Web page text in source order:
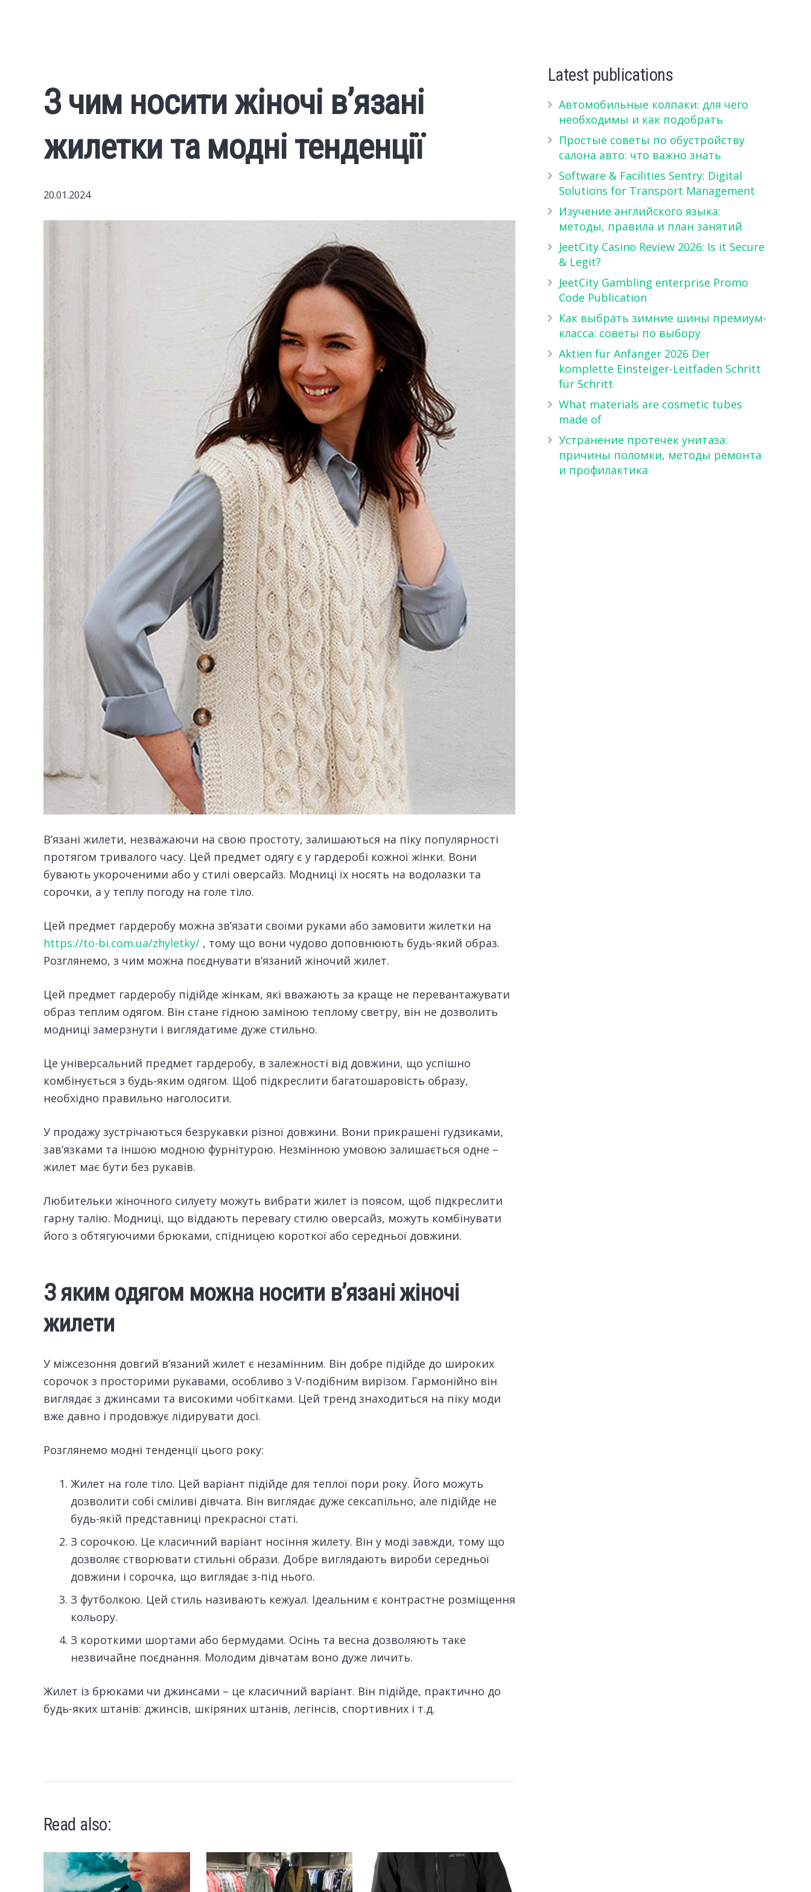
З чим носити жіночі в’язані
жилетки та модні тенденції
20.01.2024
В’язані жилети, незважаючи на свою простоту, залишаються на піку популярності
протягом тривалого часу. Цей предмет одягу є у гардеробі кожної жінки. Вони
бувають укороченими або у стилі оверсайз. Модниці їх носять на водолазки та
сорочки, а у теплу погоду на голе тіло.
Цей предмет гардеробу можна зв’язати своїми руками або замовити жилетки на
https://to-bi.com.ua/zhyletky/ , тому що вони чудово доповнюють будь-який образ.
Розглянемо, з чим можна поєднувати в’язаний жіночий жилет.
Цей предмет гардеробу підійде жінкам, які вважають за краще не перевантажувати
образ теплим одягом. Він стане гідною заміною теплому светру, він не дозволить
модниці замерзнути і виглядатиме дуже стильно.
Це універсальний предмет гардеробу, в залежності від довжини, що успішно
комбінується з будь-яким одягом. Щоб підкреслити багатошаровість образу,
необхідно правильно наголосити.
У продажу зустрічаються безрукавки різної довжини. Вони прикрашені гудзиками,
зав’язками та іншою модною фурнітурою. Незмінною умовою залишається одне –
жилет має бути без рукавів.
Любительки жіночного силуету можуть вибрати жилет із поясом, щоб підкреслити
гарну талію. Модниці, що віддають перевагу стилю оверсайз, можуть комбінувати
його з обтягуючими брюками, спідницею короткої або середньої довжини.
З яким одягом можна носити в’язані жіночі
жилети
У міжсезоння довгий в’язаний жилет є незамінним. Він добре підійде до широких
сорочок з просторими рукавами, особливо з V-подібним вирізом. Гармонійно він
виглядає з джинсами та високими чобітками. Цей тренд знаходиться на піку моди
вже давно і продовжує лідирувати досі.
Розглянемо модні тенденції цього року:
Жилет на голе тіло. Цей варіант підійде для теплої пори року. Його можуть
дозволити собі сміливі дівчата. Він виглядає дуже сексапільно, але підійде не
будь-якій представниці прекрасної статі.
З сорочкою. Це класичний варіант носіння жилету. Він у моді завжди, тому що
дозволяє створювати стильні образи. Добре виглядають вироби середньої
довжини і сорочка, що виглядає з-під нього.
З футболкою. Цей стиль називають кежуал. Ідеальним є контрастне розміщення
кольору.
З короткими шортами або бермудами. Осінь та весна дозволяють таке
незвичайне поєднання. Молодим дівчатам воно дуже личить.
Жилет із брюками чи джинсами – це класичний варіант. Він підійде, практично до
будь-яких штанів: джинсів, шкіряних штанів, легінсів, спортивних і т.д.
Latest publications
Автомобильные колпаки: для чего
необходимы и как подобрать
Простые советы по обустройству
салона авто: что важно знать
Software & Facilities Sentry: Digital
Solutions for Transport Management
Изучение английского языка:
методы, правила и план занятий
JeetCity Casino Review 2026: Is it Secure
& Legit?
JeetCity Gambling enterprise Promo
Code Publication
Как выбрать зимние шины премиум-
класса: советы по выбору
Aktien für Anfänger 2026 Der
komplette Einsteiger-Leitfaden Schritt
für Schritt
What materials are cosmetic tubes
made of
Устранение протечек унитаза:
причины поломки, методы ремонта
и профилактика
Read also: